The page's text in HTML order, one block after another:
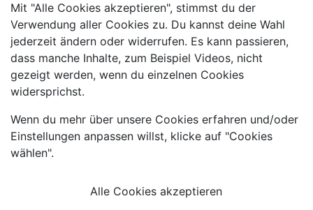
Mit "Alle Cookies akzeptieren", stimmst du der
Verwendung aller Cookies zu. Du kannst deine Wahl
jederzeit ändern oder widerrufen. Es kann passieren,
dass manche Inhalte, zum Beispiel Videos, nicht
gezeigt werden, wenn du einzelnen Cookies
widersprichst.
Wenn du mehr über unsere Cookies erfahren und/oder
Einstellungen anpassen willst, klicke auf "Cookies
wählen".
Alle Cookies akzeptieren